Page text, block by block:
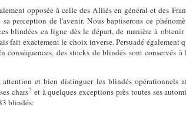
opposée à celle des Alliés en général et des
perception de l'avenir. Nous baptiserons ce
blindées en ligne dès le départ, de manière à
fait exactement le choix inverse. Persuadé également
des stocks de blindés sont conservés
et bien distinguer les blindés opérationnels
chars2 et à quelques exceptions près toutes ses
blindés: